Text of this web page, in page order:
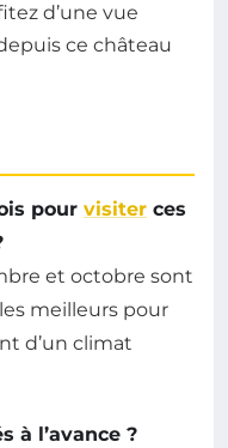
d’une vue
ce château
pour visiter ces
et octobre sont
meilleurs pour
d’un climat
à l’avance ?